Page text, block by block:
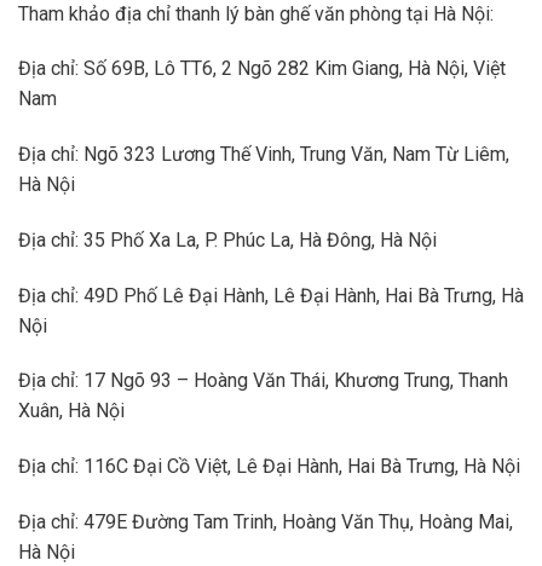
Tham khảo địa chỉ thanh lý bàn ghế văn phòng tại Hà Nội:
Địa chỉ: Số 69B, Lô TT6, 2 Ngõ 282 Kim Giang, Hà Nội, Việt
Nam
Địa chỉ: Ngõ 323 Lương Thế Vinh, Trung Văn, Nam Từ Liêm,
Hà Nội
Địa chỉ: 35 Phố Xa La, P. Phúc La, Hà Đông, Hà Nội
Địa chỉ: 49D Phố Lê Đại Hành, Lê Đại Hành, Hai Bà Trưng, Hà
Nội
Địa chỉ: 17 Ngõ 93 – Hoàng Văn Thái, Khương Trung, Thanh
Xuân, Hà Nội
Địa chỉ: 116C Đại Cồ Việt, Lê Đại Hành, Hai Bà Trưng, Hà Nội
Địa chỉ: 479E Đường Tam Trinh, Hoàng Văn Thụ, Hoàng Mai,
Hà Nội